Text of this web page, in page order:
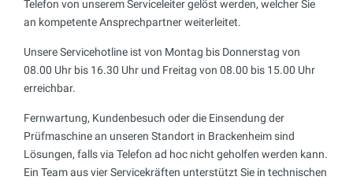
Telefon von unserem Serviceleiter gelöst werden, welcher Sie
an kompetente Ansprechpartner weiterleitet.
Unsere Servicehotline ist von Montag bis Donnerstag von
08.00 Uhr bis 16.30 Uhr und Freitag von 08.00 bis 15.00 Uhr
erreichbar.
Fernwartung, Kundenbesuch oder die Einsendung der
Prüfmaschine an unseren Standort in Brackenheim sind
Lösungen, falls via Telefon ad hoc nicht geholfen werden kann.
Ein Team aus vier Servicekräften unterstützt Sie in technischen